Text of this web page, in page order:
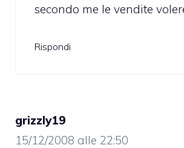
secondo me le vendite
Rispondi
grizzly19
15/12/2008 alle 22:50